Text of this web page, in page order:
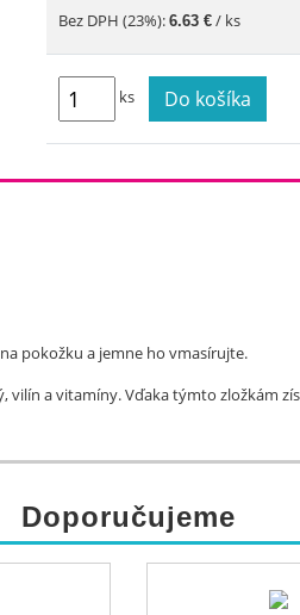
Bez DPH (23%): 6.63 €/ ks
ks Do košíka
pokožku a jemne ho vmasírujte.
vilín a vitamíny. Vďaka týmto zložkám
Doporučujeme